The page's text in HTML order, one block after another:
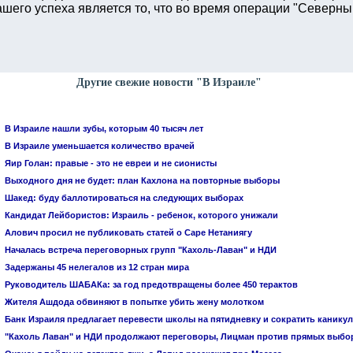
успеха является то, что во время операции
Другие свежие новости "В Израиле"
В Израиле нашли зубы, которым 40 тысяч лет
В Израиле уменьшается количество врачей
Яир Голан: правые - это не евреи и не сионисты
Выходного дня не будет: план Кахлона на повторные выборы
Шакед: буду баллотироваться на следующих выборах
Кандидат Лейбористов: Израиль - ребенок, которого унижали
Алович просил не публиковать статей о Саре Нетаниягу
Началась встреча переговорных групп "Кахоль-Лаван" и НДИ
Задержаны 45 нелегалов из 12 стран мира
Руководитель ШАБАКа: за год предотвращены более 450 терактов
Жителя Ашдода обвиняют в попытке убить жену молотком
Банк Израиля предлагает перевести школы на пятидневку и сократить
"Кахоль Лаван" и НДИ продолжают переговоры, Лицман против прямых